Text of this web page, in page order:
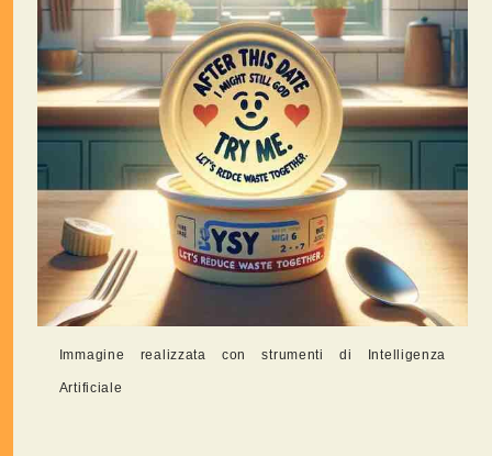
Immagine realizzata con strumenti di Intelligenza
Artificiale